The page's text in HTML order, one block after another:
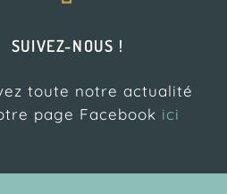
SUIVEZ-NOUS !
toute notre actualité
page Facebook ici